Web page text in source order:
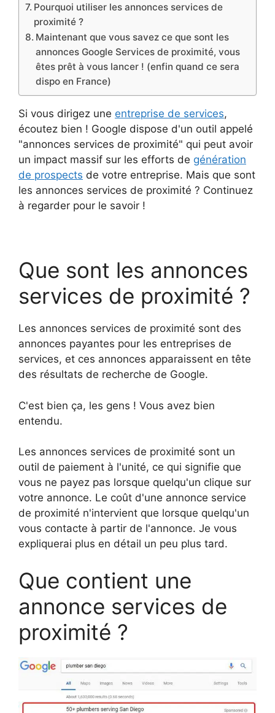
Pourquoi utiliser les annonces services de
proximité ?
Maintenant que vous savez ce que sont les
annonces Google Services de proximité, vous
êtes prêt à vous lancer ! (enfin quand ce sera
dispo en France)
Si vous dirigez une entreprise de services,
écoutez bien ! Google dispose d'un outil appelé
"annonces services de proximité" qui peut avoir
un impact massif sur les efforts de génération
de prospects de votre entreprise. Mais que sont
les annonces services de proximité ? Continuez
à regarder pour le savoir !
Que sont les annonces
services de proximité ?
Les annonces services de proximité sont des
annonces payantes pour les entreprises de
services, et ces annonces apparaissent en tête
des résultats de recherche de Google.
C'est bien ça, les gens ! Vous avez bien
entendu.
Les annonces services de proximité sont un
outil de paiement à l'unité, ce qui signifie que
vous ne payez pas lorsque quelqu'un clique sur
votre annonce. Le coût d'une annonce service
de proximité n'intervient que lorsque quelqu'un
vous contacte à partir de l'annonce. Je vous
expliquerai plus en détail un peu plus tard.
Que contient une
annonce services de
proximité ?